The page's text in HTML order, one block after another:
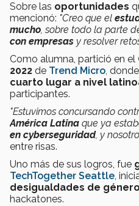
Sobre las oportunidades
mencionó: "Creo que el
mucho, sobre todo la parte
con empresas y resolver
Como alumna, partició en el
2022 de Trend Micro,
cuarto lugar a nivel
participantes.
"Estuvimos concursando
América Latina que ya
en cyberseguridad, y
entre risas.
Uno más de sus logros, fue
TechTogether Seattle,
desigualdades de género
hackatones.